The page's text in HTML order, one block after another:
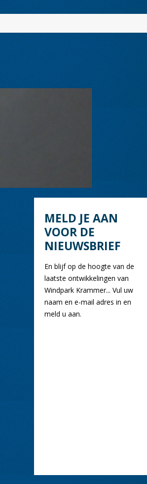
MELD JE AAN
VOOR DE
NIEUWSBRIEF
En blijf op de hoogte van de
laatste ontwikkelingen van
Windpark Krammer... Vul uw
naam en e-mail adres in en
meld u aan.